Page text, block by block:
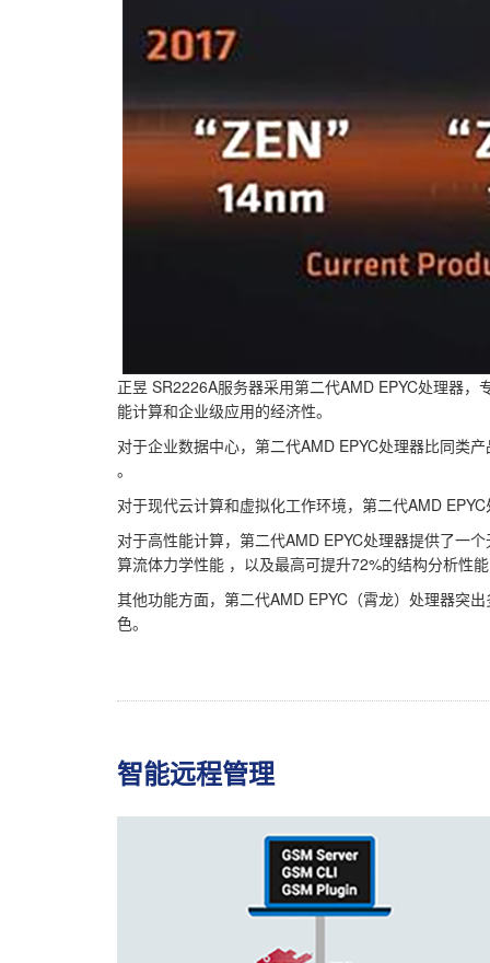
正昱 SR2226A服务器采用第二代AMD EPYC处理器
能计算和企业级应用的经济性。
对于企业数据中心，第二代AMD EPYC处理器比同类
。
对于现代云计算和虚拟化工作环境，第二代AMD
对于高性能计算，第二代AMD EPYC处理器提供了一
算流体力学性能 ，以及最高可提升72%的结构分析性
其他功能方面，第二代AMD EPYC（霄龙）处理器突
色。
智能远程管理